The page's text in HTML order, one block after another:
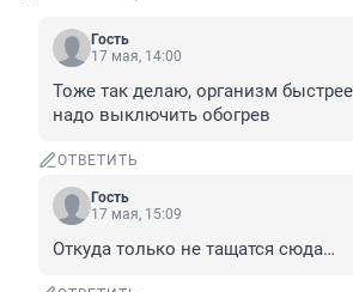
Гость
17 мая, 14:00
Тоже так делаю, организм
надо выключить обогрев
ОТВЕТИТЬ
Гость
17 мая, 15:09
Откуда только не тащатся сюда…